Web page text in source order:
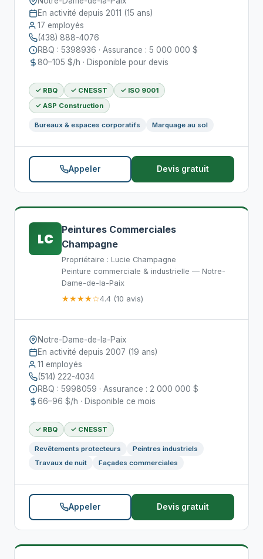
En activité depuis 2011 (15 ans)
17 employés
(438) 888-4076
RBQ : 5398936 · Assurance : 5 000 000 $
80–105 $/h · Disponible pour devis
✓ RBQ ✓ CNESST
✓ ISO 9001
✓ ASP Construction
Bureaux & espaces corporatifs Marquage au sol
Appeler Devis gratuit
LC
Peintures Commerciales
Champagne
Propriétaire : Lucie Champagne
Peinture commerciale & industrielle — Notre-
Dame-de-la-Paix
★★★★☆4.4 (10 avis)
Notre-Dame-de-la-Paix
En activité depuis 2007 (19 ans)
11 employés
(514) 222-4034
RBQ : 5998059 · Assurance : 2 000 000 $
66–96 $/h · Disponible ce mois
✓ RBQ ✓ CNESST
Revêtements protecteurs
Peintres industriels
Travaux de nuit
Façades commerciales
Appeler Devis gratuit